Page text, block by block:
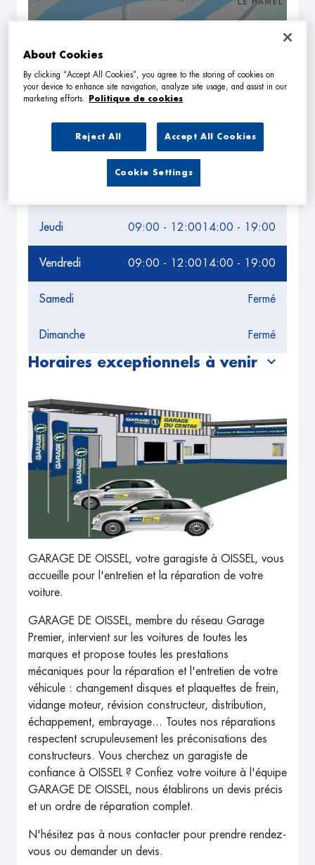
Horaires d'ouverture
Jeudi 09:00 - 12:00 14:00 - 19:00
Vendredi 09:00 - 12:00 14:00 - 19:00
Samedi Fermé
Dimanche Fermé
Horaires exceptionnels à venir
Leaflet| Map ©2026HERE
NAVIGUER
GARAGE DE OISSEL, votre garagiste à OISSEL, vous
accueille pour l'entretien et la réparation de votre
voiture.
GARAGE DE OISSEL, membre du réseau Garage
Premier, intervient sur les voitures de toutes les
marques et propose toutes les prestations
mécaniques pour la réparation et l'entretien de votre
véhicule : changement disques et plaquettes de frein,
vidange moteur, révision constructeur, distribution,
échappement, embrayage... Toutes nos réparations
respectent scrupuleusement les préconisations des
constructeurs. Vous cherchez un garagiste de
confiance à OISSEL ? Confiez votre voiture à l'équipe
GARAGE DE OISSEL, nous établirons un devis précis
et un ordre de réparation complet.
N'hésitez pas à nous contacter pour prendre rendez-
vous ou demander un devis.
About Cookies
By clicking “Accept All Cookies”, you agree to the storing of cookies on
your device to enhance site navigation, analyze site usage, and assist in our
marketing efforts.
Politique de cookies
Reject All Accept All Cookies
Cookie Settings